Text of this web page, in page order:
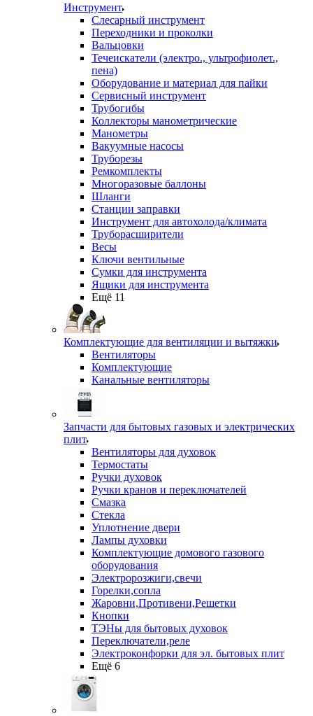
Инструмент
Слесарный инструмент
Переходники и проколки
Вальцовки
Течеискатели (электро., ультрофиолет.,
пена)
Оборудование и материал для пайки
Сервисный инструмент
Трубогибы
Коллекторы манометрические
Манометры
Вакуумные насосы
Труборезы
Ремкомплекты
Многоразовые баллоны
Шланги
Станции заправки
Инструмент для автохолода/климата
Труборасширители
Весы
Ключи вентильные
Сумки для инструмента
Ящики для инструмента
Ещё 11
Комплектующие для вентиляции и вытяжки
Вентиляторы
Комплектующие
Канальные вентиляторы
Запчасти для бытовых газовых и электрических
плит
Вентиляторы для духовок
Термостаты
Ручки духовок
Ручки кранов и переключателей
Смазка
Стекла
Уплотнение двери
Лампы духовки
Комплектующие домового газового
оборудования
Электророзжиги,свечи
Горелки,сопла
Жаровни,Противени,Решетки
Кнопки
ТЭНы для бытовых духовок
Переключатели,реле
Электроконфорки для эл. бытовых плит
Ещё 6